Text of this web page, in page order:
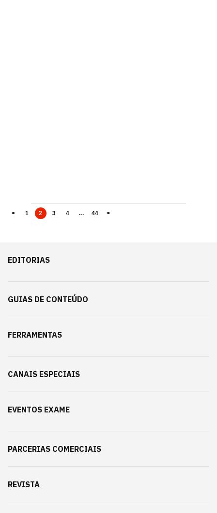
< 1 2 3 4 ... 44 >
EDITORIAS
GUIAS DE CONTEÚDO
FERRAMENTAS
CANAIS ESPECIAIS
EVENTOS EXAME
PARCERIAS COMERCIAIS
REVISTA